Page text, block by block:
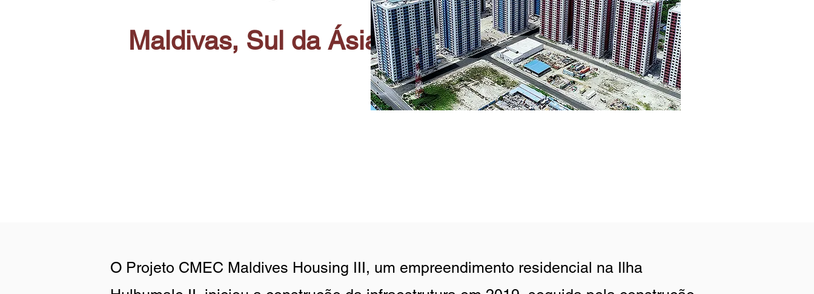
Maldivas, Sul da Ásia
O Projeto CMEC Maldives Housing III, um empreendimento residencial na Ilha